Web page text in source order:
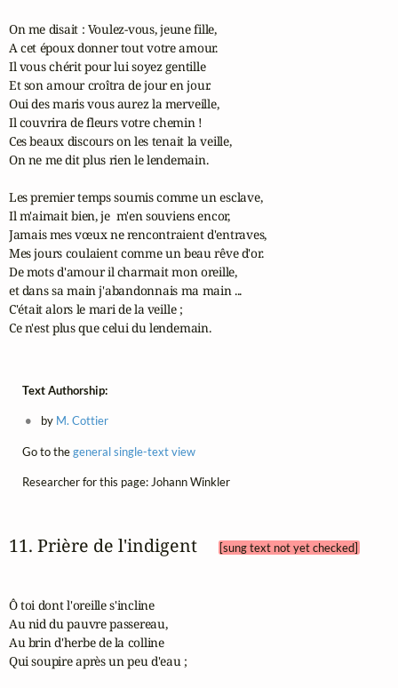
On me disait : Voulez-vous, jeune fille,
A cet époux donner tout votre amour.
Il vous chérit pour lui soyez gentille
Et son amour croîtra de jour en jour.
Oui des maris vous aurez la merveille,
Il couvrira de fleurs votre chemin !
Ces beaux discours on les tenait la veille,
On ne me dit plus rien le lendemain.
Les premier temps soumis comme un esclave,
Il m'aimait bien, je  m'en souviens encor,
Jamais mes vœux ne rencontraient d'entraves,
Mes jours coulaient comme un beau rêve d'or.
De mots d'amour il charmait mon oreille,
et dans sa main j'abandonnais ma main ...
C'était alors le mari de la veille ;
Ce n'est plus que celui du lendemain.
Text Authorship:
by M. Cottier
Go to thegeneral single-text view
Researcher for this page: Johann Winkler
11. Prière de l'indigent [sung text not yet checked]
Ô toi dont l'oreille s'incline
Au nid du pauvre passereau,
Au brin d'herbe de la colline
Qui soupire après un peu d'eau ;